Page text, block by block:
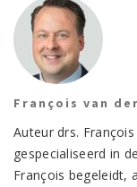
François van
Auteur drs.
gespecialiseerd in
François begeleidt,